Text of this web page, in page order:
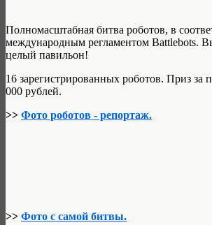
Полномасштабная битва роботов, в
международным регламентом Battlebots.
целый павильон!
16 зарегистрированных роботов. Приз за
000 рублей.
>> Фото роботов - репортаж.
>> Фото с самой битвы.